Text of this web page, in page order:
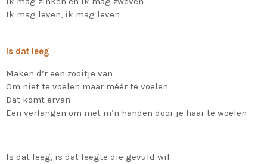
Ik mag leven, ik mag leven
Is dat leeg
Maken d’r een zooitje van
Om niet te voelen maar méér te voelen
Dat komt ervan
Een verlangen om met m’n handen door je haar te woelen
Is dat leeg, is dat leegte die gevuld wil